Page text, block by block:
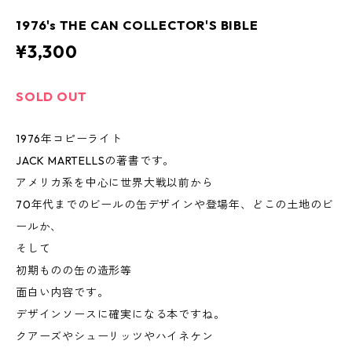
1976's THE CAN COLLECTOR'S BIBLE
¥3,300
SOLD OUT
1976年コピーライト
JACK MARTELLSの著書です。
アメリカ系を中心に世界大戦以前から
70年代までのビールの缶デザインや登場年、どこの土地のビ
ールか、
そして
初期ものの缶の造形等
面白い内容です。
デザインソースに確実になる本ですね。
クアーズやシューリッツやハイネケン